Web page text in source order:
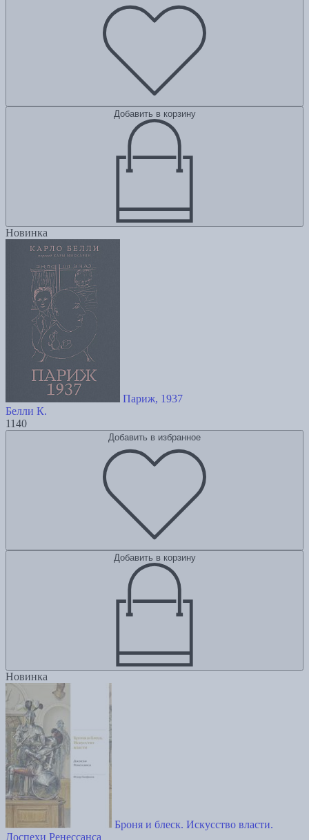
Добавить в корзину
Новинка
Париж, 1937
Белли К.
1140
Добавить в избранное
Добавить в корзину
Новинка
Броня и блеск. Искусство власти.
Доспехи Ренессанса